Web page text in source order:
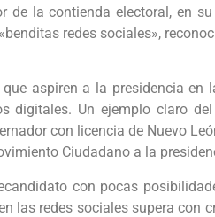
de la contienda electoral, en
redes sociales»,
aspiren a la presidencia en
digitales. Un ejemplo claro
con licencia de Nuevo
Ciudadano a la
con pocas
las redes sociales supera con